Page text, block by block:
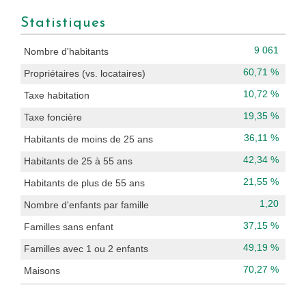
Statistiques
Nombre d'habitants 9 061
Propriétaires (vs. locataires) 60,71 %
Taxe habitation 10,72 %
Taxe foncière 19,35 %
Habitants de moins de 25 ans 36,11 %
Habitants de 25 à 55 ans 42,34 %
Habitants de plus de 55 ans 21,55 %
Nombre d'enfants par famille 1,20
Familles sans enfant 37,15 %
Familles avec 1 ou 2 enfants 49,19 %
Maisons 70,27 %